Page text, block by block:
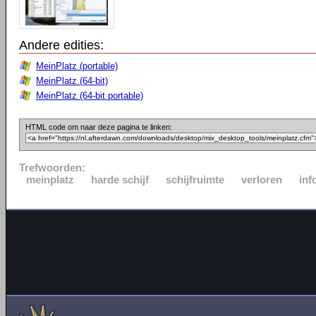
Andere edities:
MeinPlatz (portable)
MeinPlatz (64-bit)
MeinPlatz (64-bit portable)
HTML code om naar deze pagina te linken:
Trefwoorden:
meinplatz
harde schijf schijfruimte verloren